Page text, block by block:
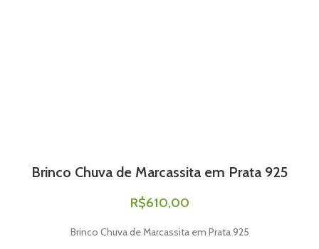
Brinco Chuva de Marcassita em Prata 925
R$610,00
Brinco Chuva de Marcassita em Prata 925